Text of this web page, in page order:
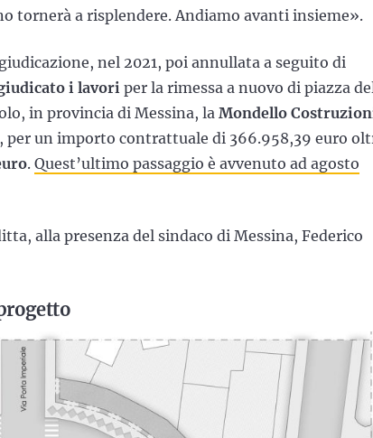
tornerà a risplendere. Andiamo avanti insieme».
nel 2021, poi annullata a seguito di
i lavori per la rimessa a nuovo di piazza
in provincia di Messina, la Mondello
per un importo contrattuale di 366.958,39 euro
. Quest’ultimo passaggio è avvenuto ad agosto
alla presenza del sindaco di Messina, Federico